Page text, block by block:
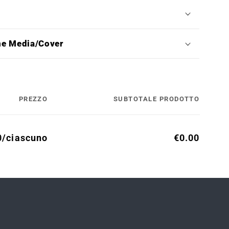
Media/Cover
PREZZO SUBTOTALE PRODOTTO
ciascuno
€0.00